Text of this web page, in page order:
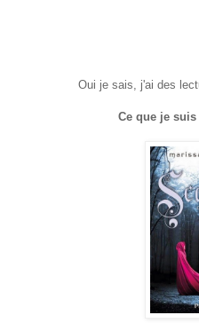
Oui je sais, j'ai des
Ce que je